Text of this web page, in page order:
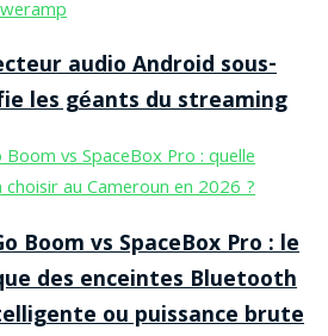
audio Android sous-
les géants du streaming
Boom vs SpaceBox Pro : le
des enceintes Bluetooth
ou puissance brute